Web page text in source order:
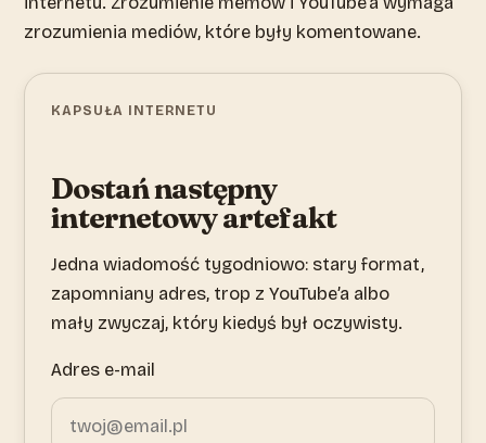
zrozumienia mediów, które były komentowane.
KAPSUŁA INTERNETU
Dostań następny
internetowy artefakt
Jedna wiadomość tygodniowo: stary format,
zapomniany adres, trop z YouTube’a albo
mały zwyczaj, który kiedyś był oczywisty.
Adres e-mail